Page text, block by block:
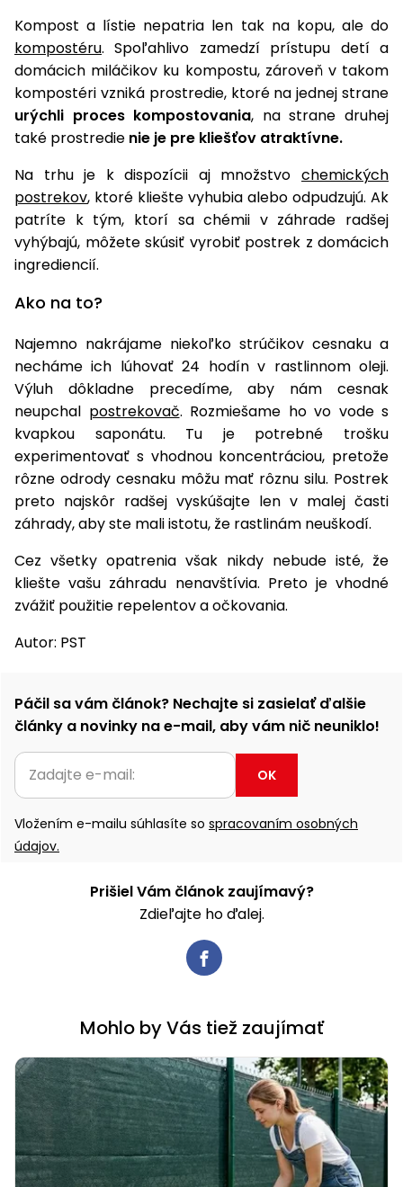
Kompost a lístie nepatria len tak na kopu, ale do
kompostéru. Spoľahlivo zamedzí prístupu detí a
domácich miláčikov ku kompostu, zároveň v takom
kompostéri vzniká prostredie, ktoré na jednej strane
urýchli proces kompostovania, na strane druhej
také prostredie nie je pre kliešťov atraktívne.
Na trhu je k dispozícii aj množstvo chemických
postrekov, ktoré kliešte vyhubia alebo odpudzujú. Ak
patríte k tým, ktorí sa chémii v záhrade radšej
vyhýbajú, môžete skúsiť vyrobiť postrek z domácich
ingrediencií.
Ako na to?
Najemno nakrájame niekoľko strúčikov cesnaku a
necháme ich lúhovať 24 hodín v rastlinnom oleji.
Výluh dôkladne precedíme, aby nám cesnak
neupchal postrekovač. Rozmiešame ho vo vode s
kvapkou saponátu. Tu je potrebné trošku
experimentovať s vhodnou koncentráciou, pretože
rôzne odrody cesnaku môžu mať rôznu silu. Postrek
preto najskôr radšej vyskúšajte len v malej časti
záhrady, aby ste mali istotu, že rastlinám neuškodí.
Cez všetky opatrenia však nikdy nebude isté, že
kliešte vašu záhradu nenavštívia. Preto je vhodné
zvážiť použitie repelentov a očkovania.
Autor: PST
Páčil sa vám článok? Nechajte si zasielať ďalšie
články a novinky na e-mail, aby vám nič neuniklo!
OK
Vložením e-mailu súhlasíte so spracovaním osobných
údajov.
Prišiel Vám článok zaujímavý?
Zdieľajte ho ďalej.
Mohlo by Vás tiež zaujímať